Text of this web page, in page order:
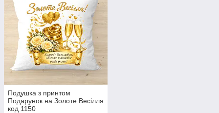
Подушка з принтом
Подарунок на Золоте Весілля
код 1150